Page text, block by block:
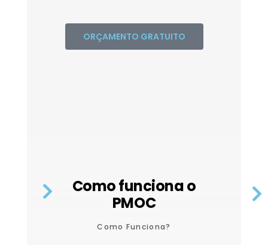
ORÇAMENTO GRATUITO
Como funciona o
PMOC
Como Funciona?